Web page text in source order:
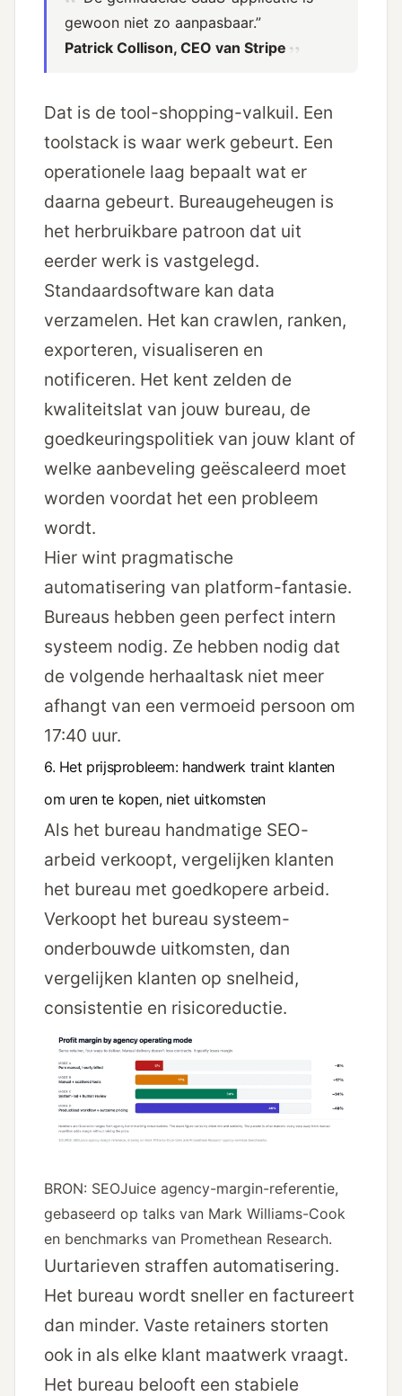
gewoon niet zo aanpasbaar.”
Patrick Collison, CEO van Stripe
Dat is de tool-shopping-valkuil. Een
toolstack is waar werk gebeurt. Een
operationele laag bepaalt wat er
daarna gebeurt. Bureaugeheugen is
het herbruikbare patroon dat uit
eerder werk is vastgelegd.
Standaardsoftware kan data
verzamelen. Het kan crawlen, ranken,
exporteren, visualiseren en
notificeren. Het kent zelden de
kwaliteitslat van jouw bureau, de
goedkeuringspolitiek van jouw klant of
welke aanbeveling geëscaleerd moet
worden voordat het een probleem
wordt.
Hier wint pragmatische
automatisering van platform-fantasie.
Bureaus hebben geen perfect intern
systeem nodig. Ze hebben nodig dat
de volgende herhaaltask niet meer
afhangt van een vermoeid persoon om
17:40 uur.
6. Het prijsprobleem: handwerk traint klanten
om uren te kopen, niet uitkomsten
Als het bureau handmatige SEO-
arbeid verkoopt, vergelijken klanten
het bureau met goedkopere arbeid.
Verkoopt het bureau systeem-
onderbouwde uitkomsten, dan
vergelijken klanten op snelheid,
consistentie en risicoreductie.
BRON: SEOJuice agency-margin-referentie,
gebaseerd op talks van Mark Williams-Cook
en benchmarks van Promethean Research.
Uurtarieven straffen automatisering.
Het bureau wordt sneller en factureert
dan minder. Vaste retainers storten
ook in als elke klant maatwerk vraagt.
Het bureau belooft een stabiele